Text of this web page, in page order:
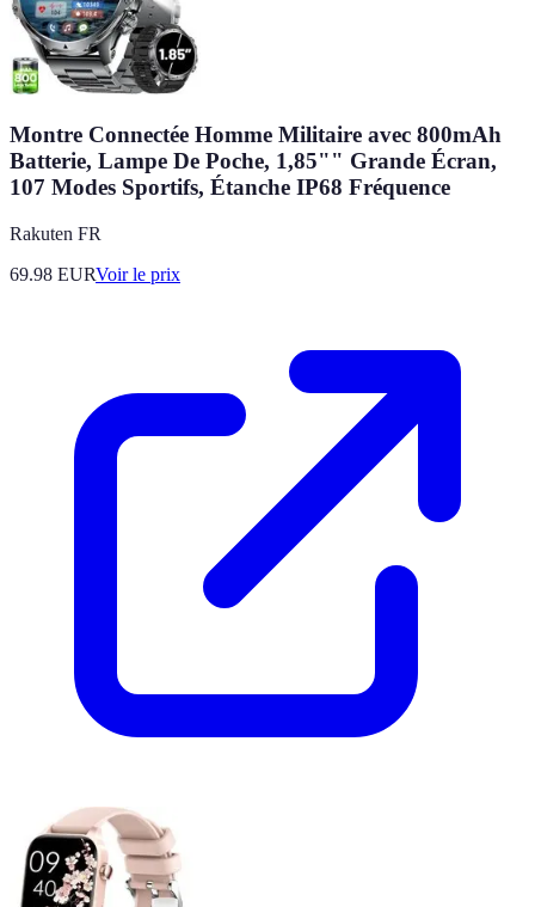
Montre Connectée Homme Militaire avec 800mAh
Batterie, Lampe De Poche, 1,85"" Grande Écran,
107 Modes Sportifs, Étanche IP68 Fréquence
Rakuten FR
69.98 EURVoir le prix